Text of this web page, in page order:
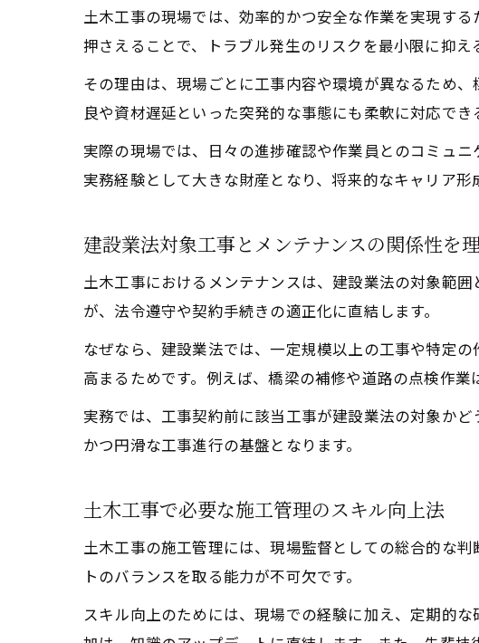
土木工事の現場では、効率的かつ安全な作業を実現す
押さえることで、トラブル発生のリスクを最小限に抑え
その理由は、現場ごとに工事内容や環境が異なるため
良や資材遅延といった突発的な事態にも柔軟に対応で
実際の現場では、日々の進捗確認や作業員とのコミュ
実務経験として大きな財産となり、将来的なキャリア形
建設業法対象工事とメンテナンスの関係性を
土木工事におけるメンテナンスは、建設業法の対象範
が、法令遵守や契約手続きの適正化に直結します。
なぜなら、建設業法では、一定規模以上の工事や特定
高まるためです。例えば、橋梁の補修や道路の点検作
実務では、工事契約前に該当工事が建設業法の対象か
かつ円滑な工事進行の基盤となります。
土木工事で必要な施工管理のスキル向上法
土木工事の施工管理には、現場監督としての総合的な
トのバランスを取る能力が不可欠です。
スキル向上のためには、現場での経験に加え、定期的